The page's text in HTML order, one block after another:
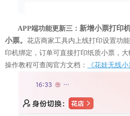
APP端功能更新三： 新增小票打印
小票。 花店商家工具内上线打印设置功
印机绑定，订单可直接打印纸质小票，
操作教程可查阅官方文档：
《花娃无线